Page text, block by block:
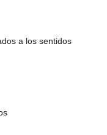
a los sentidos